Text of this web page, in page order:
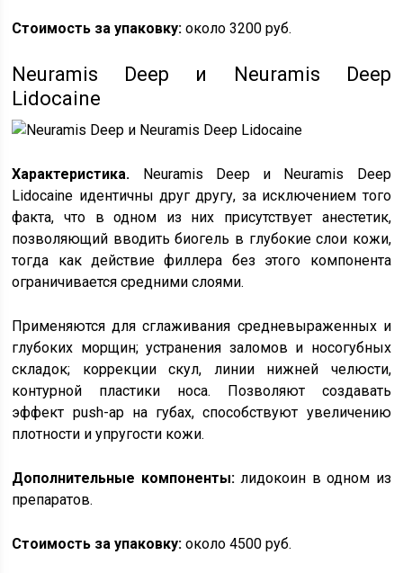
Стоимость за упаковку: около 3200 руб.
Neuramis Deep и Neuramis Deep
Lidocaine
Характеристика. Neuramis Deep и Neuramis Deep
Lidocaine идентичны друг другу, за исключением того
факта, что в одном из них присутствует анестетик,
позволяющий вводить биогель в глубокие слои кожи,
тогда как действие филлера без этого компонента
ограничивается средними слоями.
Применяются для сглаживания средневыраженных и
глубоких морщин; устранения заломов и носогубных
складок; коррекции скул, линии нижней челюсти,
контурной пластики носа. Позволяют создавать
эффект push-ap на губах, способствуют увеличению
плотности и упругости кожи.
Дополнительные компоненты:лидокоин в одном из
препаратов.
Стоимость за упаковку: около 4500 руб.